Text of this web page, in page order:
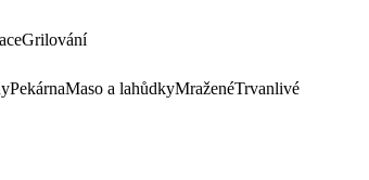
Grilování
PekárnaMaso a lahůdkyMraženéTrvanlivé